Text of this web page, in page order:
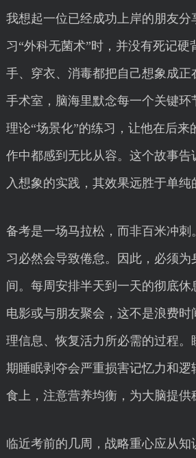
我想起一位已经成功上岸的朋友分
习“外科无菌术”时，并没有死记硬
手、穿衣、消毒都把自己想象成正
手术室，脑海里默念每一个关键环
理论“场景化”的练习，让他在后来
作中都感到无比从容。这个故事告
入想象的实践，其效果远胜于单纯
备考是一场马拉松，而非百米冲刺
习必然会导致倦怠。因此，必须为
间。每周安排半天到一天的彻底休
电影或与朋友聚会，这不是浪费时
理信息、恢复活力所必需的过程。
期睡眠剥夺会严重损害记忆力和逻
食上，注意营养均衡，为大脑提供
临近考前的几周，战略重心应从知